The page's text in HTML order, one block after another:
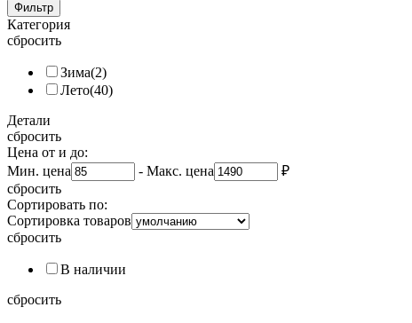
Фильтр
Категория
сбросить
Зима(2)
Лето(40)
Детали
сбросить
Цена от и до:
Мин. цена
- Макс. цена
₽
сбросить
Сортировать по:
Сортировка товаров
сбросить
В наличии
сбросить